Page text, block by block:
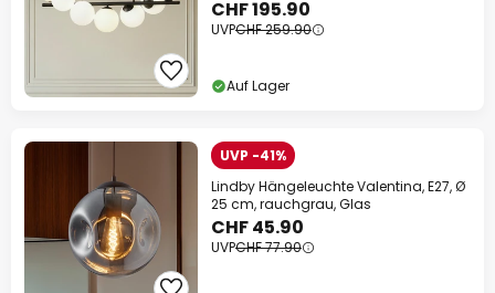
CHF 195.90
UVPCHF 259.90
Auf Lager
UVP -41%
Lindby Hängeleuchte Valentina, E27, Ø
25 cm, rauchgrau, Glas
CHF 45.90
UVPCHF 77.90